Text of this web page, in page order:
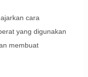
cara
yang digunakan
membuat